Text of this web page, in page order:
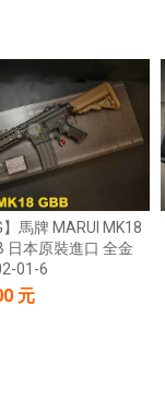
】馬牌 MARUI MK18
日本原裝進口 全金
01-6
元